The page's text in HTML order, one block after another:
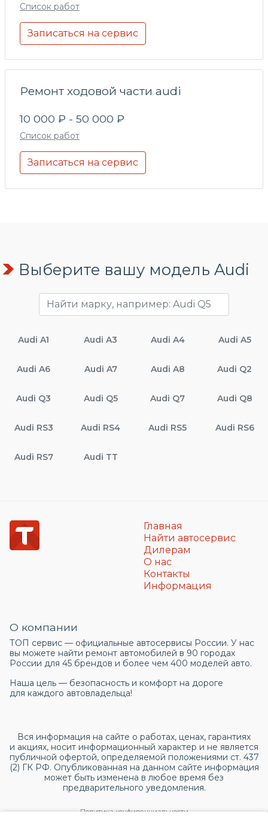
Список работ
Записаться на сервис
Ремонт ходовой части audi
10 000 ₽ - 50 000 ₽
Список работ
Записаться на сервис
Выберите вашу модель Audi
Audi A1 Audi A3 Audi A4 Audi A5
Audi A6 Audi A7 Audi A8 Audi Q2
Audi Q3 Audi Q5 Audi Q7 Audi Q8
Audi RS3 Audi RS4 Audi RS5 Audi RS6
Audi RS7 Audi TT
Главная
Найти автосервис
Дилерам
О нас
Контакты
Информация
О компании
ТОП сервис — официальные автосервисы России. У нас
вы можете найти ремонт автомобилей в 90 городах
России для 45 брендов и более чем 400 моделей авто.
Наша цель — безопасность и комфорт на дороге
для каждого автовладельца!
Вся информация на сайте о работах, ценах, гарантиях
и акциях, носит информационный характер и не является
публичной офертой, определяемой положениями ст. 437
(2) ГК РФ. Опубликованная на данном сайте информация
может быть изменена в любое время без
предварительного уведомления.
Политика конфиденциальности